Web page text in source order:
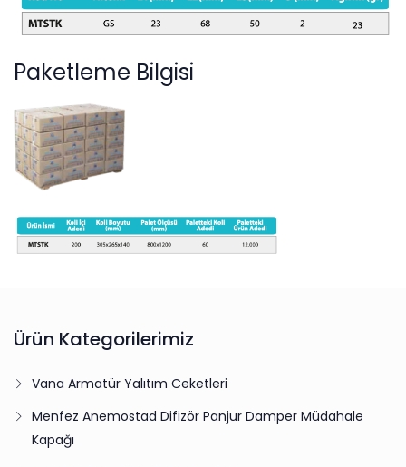
Paketleme Bilgisi
Ürün Kategorilerimiz
Vana Armatür Yalıtım Ceketleri
Menfez Anemostad Difizör Panjur Damper Müdahale
Kapağı